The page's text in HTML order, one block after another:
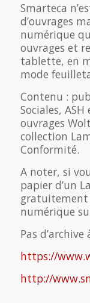
Smarteca
d’ouvrages
numérique
ouvrages et
tablette, en
mode
Contenu :
Sociales,
ouvrages
collection
Conformité.
A noter, si
papier d’un
gratuitement
numérique
Pas
https://
http://